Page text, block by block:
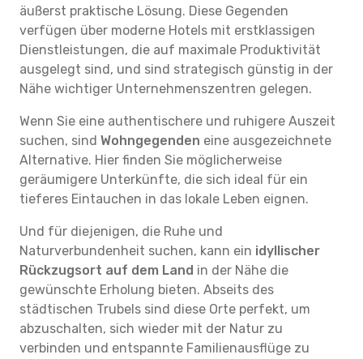
äußerst praktische Lösung. Diese Gegenden
verfügen über moderne Hotels mit erstklassigen
Dienstleistungen, die auf maximale Produktivität
ausgelegt sind, und sind strategisch günstig in der
Nähe wichtiger Unternehmenszentren gelegen.
Wenn Sie eine authentischere und ruhigere Auszeit
suchen, sind Wohngegenden eine ausgezeichnete
Alternative. Hier finden Sie möglicherweise
geräumigere Unterkünfte, die sich ideal für ein
tieferes Eintauchen in das lokale Leben eignen.
Und für diejenigen, die Ruhe und
Naturverbundenheit suchen, kann ein idyllischer
Rückzugsort auf dem Land in der Nähe die
gewünschte Erholung bieten. Abseits des
städtischen Trubels sind diese Orte perfekt, um
abzuschalten, sich wieder mit der Natur zu
verbinden und entspannte Familienausflüge zu